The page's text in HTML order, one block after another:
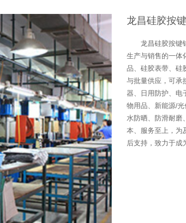
龙昌硅胶按
龙昌硅胶按键
生产与销售的一体
品、硅胶表带、硅
与批量供应，可承
器、日用防护、电
物用品、新能源/
水防晒、防滑耐磨
本、服务至上，为
后支持，致力于成